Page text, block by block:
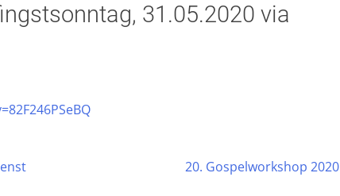
31.05.2020 via
20. Gospelworkshop 2020